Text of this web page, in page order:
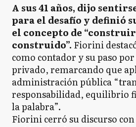
A sus 41 años, dijo
para el desafío y definió
el concepto de
construido”. Fiorini
como contador y su paso
privado, remarcando que
administración pública
responsabilidad, equilibrio
la palabra”.
Fiorini cerró su discurso